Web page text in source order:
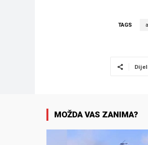
TAGS
MOŽDA VAS ZANIMA?